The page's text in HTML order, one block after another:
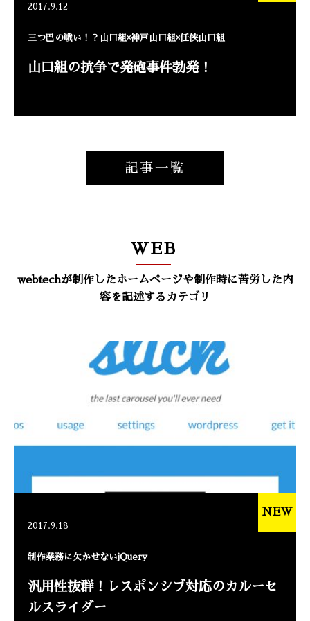
2017.9.12
三つ巴の戦い！？山口組×神戸山口組×任侠山口組
山口組の抗争で発砲事件勃発！
記事一覧
WEB
webtechが制作したホームページや制作時に苦労した内
容を記述するカテゴリ
2017.9.18
制作業務に欠かせないjQuery
汎用性抜群！レスポンシブ対応のカルーセ
ルスライダー
NEW